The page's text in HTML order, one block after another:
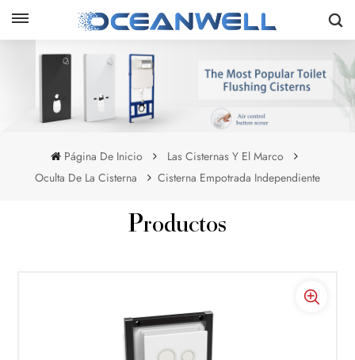
Página De Inicio
Las Cisternas Y El Marco
Oculta De La Cisterna
Cisterna Empotrada Independiente
Productos